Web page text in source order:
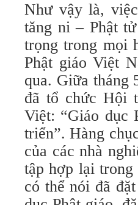
Như vậy là,
tăng ni – Phật
trọng trong mọi
Phật giáo Việt
qua. Giữa tháng
đã tổ chức Hội
Việt: “Giáo dục
triển”. Hàng
của các nhà
tập hợp lại
có thể nói đã